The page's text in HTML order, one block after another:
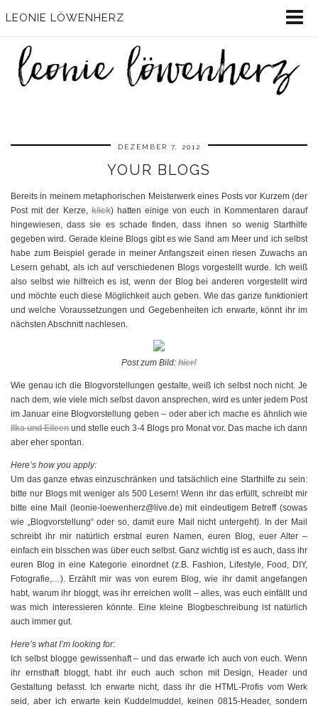
LEONIE LÖWENHERZ
DEZEMBER 7, 2012
YOUR BLOGS
Bereits in meinem metaphorischen Meisterwerk eines Posts vor Kurzem (der
Post mit der Kerze,klick) hatten einige von euch in Kommentaren darauf
hingewiesen, dass sie es schade finden, dass ihnen so wenig Starthilfe
gegeben wird. Gerade kleine Blogs gibt es wie Sand am Meer und ich selbst
habe zum Beispiel gerade in meiner Anfangszeit einen riesen Zuwachs an
Lesern gehabt, als ich auf verschiedenen Blogs vorgestellt wurde. Ich weiß
also selbst wie hilfreich es ist, wenn der Blog bei anderen vorgestellt wird
und möchte euch diese Möglichkeit auch geben. Wie das ganze funktioniert
und welche Voraussetzungen und Gegebenheiten ich erwarte, könnt ihr im
nächsten Abschnitt nachlesen.
Post zum Bild: hier!
Wie genau ich die Blogvorstellungen gestalte, weiß ich selbst noch nicht. Je
nach dem, wie viele mich selbst davon ansprechen, wird es unter jedem Post
im Januar eine Blogvorstellung geben – oder aber ich mache es ähnlich wie
Ilka und Eileen und stelle euch 3-4 Blogs pro Monat vor. Das mache ich dann
aber eher spontan.
Here’s how you apply:
Um das ganze etwas einzuschränken und tatsächlich eine Starthilfe zu sein:
bitte nur Blogs mit weniger als 500 Lesern! Wenn ihr das erfüllt, schreibt mir
bitte eine Mail (leonie-loewenherz@live.de) mit eindeutigem Betreff (sowas
wie „Blogvorstellung“ oder so, damit eure Mail nicht untergeht). In der Mail
schreibt ihr mir natürlich erstmal euren Namen, euren Blog, euer Alter –
einfach ein bisschen was über euch selbst. Ganz wichtig ist es auch, dass ihr
euren Blog in eine Kategorie einordnet (z.B. Fashion, Lifestyle, Food, DIY,
Fotografie,…). Erzählt mir was von eurem Blog, wie ihr damit angefangen
habt, warum ihr bloggt, was ihr erreichen wollt – alles, was euch einfällt und
was mich interessieren könnte. Eine kleine Blogbeschreibung ist natürlich
auch immer gut.
Here’s what I’m looking for:
Ich selbst blogge gewissenhaft – und das erwarte ich auch von euch. Wenn
ihr ernsthaft bloggt, habt ihr euch auch schon mit Design, Header und
Gestaltung befasst. Ich erwarte nicht, dass ihr die HTML-Profis vom Werk
seid, aber ich erwarte kein Kuddelmuddel, keinen 0815-Header, sondern